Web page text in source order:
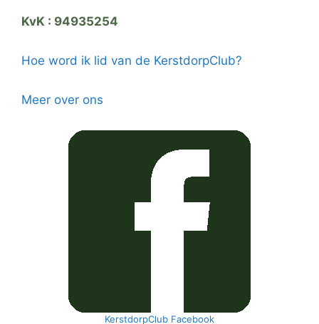
KvK : 94935254
Hoe word ik lid van de KerstdorpClub?
Meer over ons
KerstdorpClub Facebook